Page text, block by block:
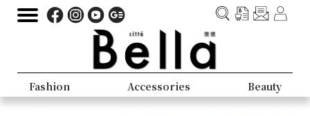
Fashion Accessories Beauty